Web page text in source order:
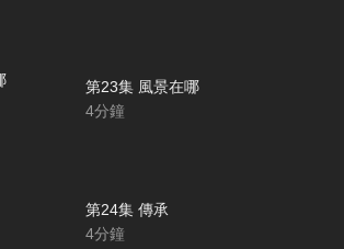
第23集 風景在哪
4分鐘
第24集 傳承
4分鐘